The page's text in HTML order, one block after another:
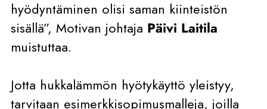
hyödyntäminen olisi saman kiinteistön
sisällä”, Motivan johtaja Päivi Laitila
muistuttaa.
Jotta hukkalämmön hyötykäyttö yleistyy,
tarvitaan esimerkkisopimusmalleja, joilla